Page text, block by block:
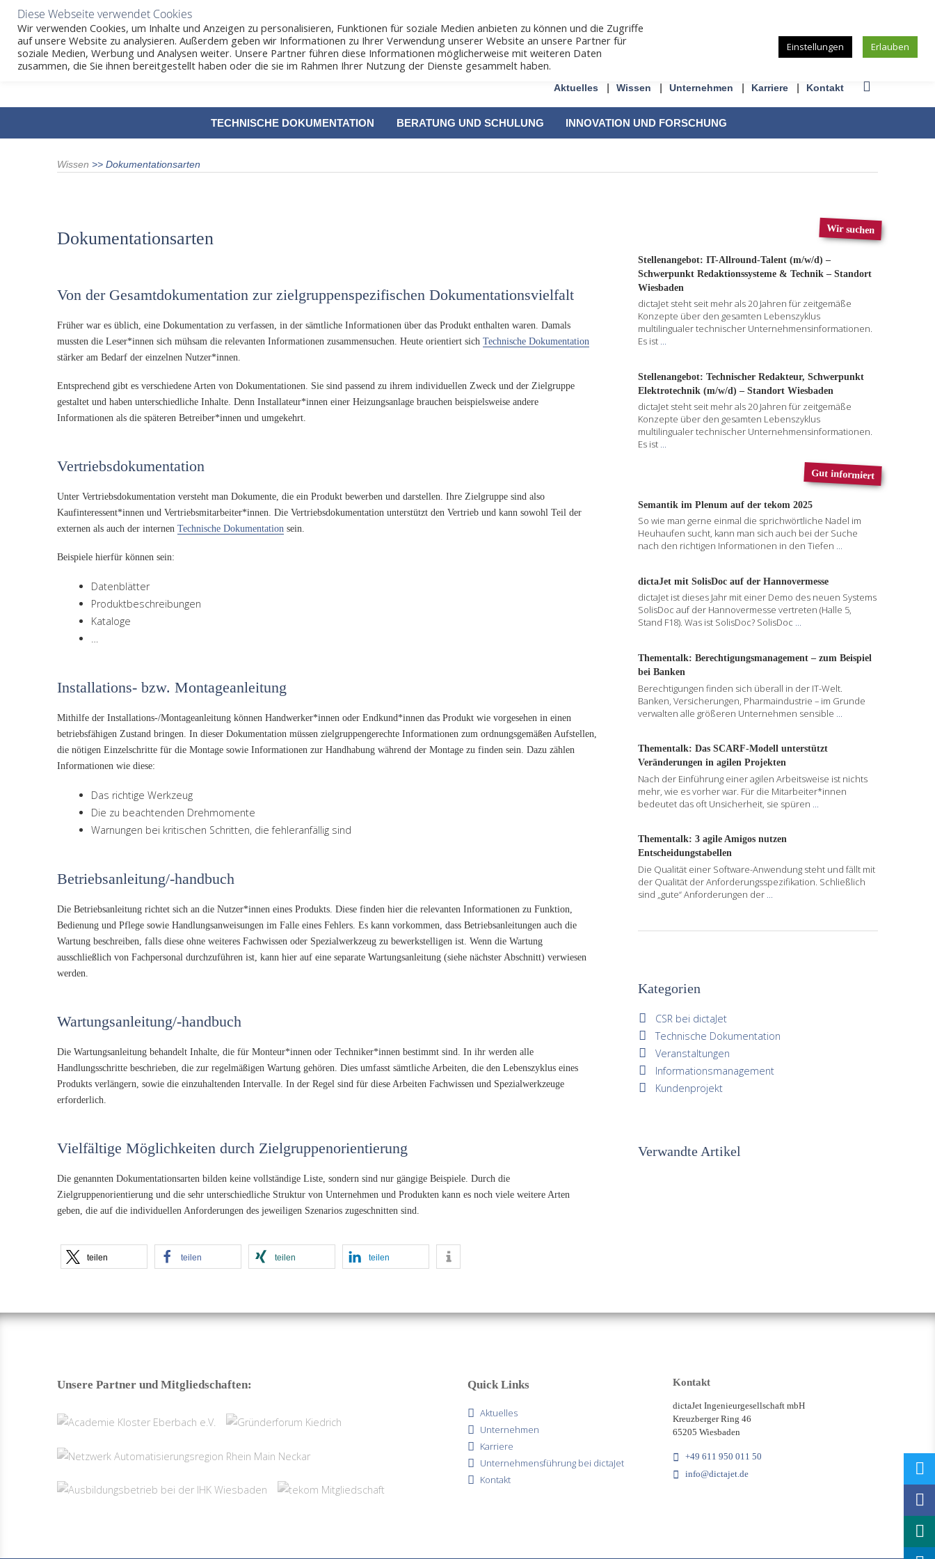
Aktuelles Wissen Unternehmen Karriere Kontakt
TO
CONTENT
TECHNISCHE DOKUMENTATION BERATUNG UND SCHULUNG INNOVATION UND FORSCHUNG
Wissen >> Dokumentationsarten
Dokumentationsarten
Von der Gesamtdokumentation zur zielgruppenspezifischen Dokumentationsvielfalt
Früher war es üblich, eine Dokumentation zu verfassen, in der sämtliche Informationen über das Produkt enthalten waren. Damals
mussten die Leser*innen sich mühsam die relevanten Informationen zusammensuchen. Heute orientiert sich Technische Dokumentation
stärker am Bedarf der einzelnen Nutzer*innen.
Entsprechend gibt es verschiedene Arten von Dokumentationen. Sie sind passend zu ihrem individuellen Zweck und der Zielgruppe
gestaltet und haben unterschiedliche Inhalte. Denn Installateur*innen einer Heizungsanlage brauchen beispielsweise andere
Informationen als die späteren Betreiber*innen und umgekehrt.
Vertriebsdokumentation
Unter Vertriebsdokumentation versteht man Dokumente, die ein Produkt bewerben und darstellen. Ihre Zielgruppe sind also
Kaufinteressent*innen und Vertriebsmitarbeiter*innen. Die Vertriebsdokumentation unterstützt den Vertrieb und kann sowohl Teil der
externen als auch der internen Technische Dokumentation sein.
Beispiele hierfür können sein:
Datenblätter
Produktbeschreibungen
Kataloge
Installations- bzw. Montageanleitung
Mithilfe der Installations-/Montageanleitung können Handwerker*innen oder Endkund*innen das Produkt wie vorgesehen in einen
betriebsfähigen Zustand bringen. In dieser Dokumentation müssen zielgruppengerechte Informationen zum ordnungsgemäßen Aufstellen,
die nötigen Einzelschritte für die Montage sowie Informationen zur Handhabung während der Montage zu finden sein. Dazu zählen
Informationen wie diese:
Das richtige Werkzeug
Die zu beachtenden Drehmomente
Warnungen bei kritischen Schritten, die fehleranfällig sind
Betriebsanleitung/-handbuch
Die Betriebsanleitung richtet sich an die Nutzer*innen eines Produkts. Diese finden hier die relevanten Informationen zu Funktion,
Bedienung und Pflege sowie Handlungsanweisungen im Falle eines Fehlers. Es kann vorkommen, dass Betriebsanleitungen auch die
Wartung beschreiben, falls diese ohne weiteres Fachwissen oder Spezialwerkzeug zu bewerkstelligen ist. Wenn die Wartung
ausschließlich von Fachpersonal durchzuführen ist, kann hier auf eine separate Wartungsanleitung (siehe nächster Abschnitt) verwiesen
werden.
Wartungsanleitung/-handbuch
Die Wartungsanleitung behandelt Inhalte, die für Monteur*innen oder Techniker*innen bestimmt sind. In ihr werden alle
Handlungsschritte beschrieben, die zur regelmäßigen Wartung gehören. Dies umfasst sämtliche Arbeiten, die den Lebenszyklus eines
Produkts verlängern, sowie die einzuhaltenden Intervalle. In der Regel sind für diese Arbeiten Fachwissen und Spezialwerkzeuge
erforderlich.
Vielfältige Möglichkeiten durch Zielgruppenorientierung
Die genannten Dokumentationsarten bilden keine vollständige Liste, sondern sind nur gängige Beispiele. Durch die
Zielgruppenorientierung und die sehr unterschiedliche Struktur von Unternehmen und Produkten kann es noch viele weitere Arten
geben, die auf die individuellen Anforderungen des jeweiligen Szenarios zugeschnitten sind.
teilen teilen teilen teilen
Wir suchen
Stellenangebot: IT-Allround-Talent (m/w/d) –
Schwerpunkt Redaktionssysteme & Technik – Standort
Wiesbaden
dictaJet steht seit mehr als 20 Jahren für zeitgemäße
Konzepte über den gesamten Lebenszyklus
multilingualer technischer Unternehmensinformationen.
Es ist ...
Stellenangebot: Technischer Redakteur, Schwerpunkt
Elektrotechnik (m/w/d) – Standort Wiesbaden
dictaJet steht seit mehr als 20 Jahren für zeitgemäße
Konzepte über den gesamten Lebenszyklus
multilingualer technischer Unternehmensinformationen.
Es ist ...
Gut informiert
Semantik im Plenum auf der tekom 2025
So wie man gerne einmal die sprichwörtliche Nadel im
Heuhaufen sucht, kann man sich auch bei der Suche
nach den richtigen Informationen in den Tiefen ...
dictaJet mit SolisDoc auf der Hannovermesse
dictaJet ist dieses Jahr mit einer Demo des neuen Systems
SolisDoc auf der Hannovermesse vertreten (Halle 5,
Stand F18). Was ist SolisDoc? SolisDoc ...
Thementalk: Berechtigungsmanagement – zum Beispiel
bei Banken
Berechtigungen finden sich überall in der IT-Welt.
Banken, Versicherungen, Pharmaindustrie – im Grunde
verwalten alle größeren Unternehmen sensible
Thementalk: Das SCARF-Modell unterstützt
Veränderungen in agilen Projekten
Nach der Einführung einer agilen Arbeitsweise ist nichts
mehr, wie es vorher war. Für die Mitarbeiter*innen
bedeutet das oft Unsicherheit, sie spüren ...
Thementalk: 3 agile Amigos nutzen
Entscheidungstabellen
Die Qualität einer Software-Anwendung steht und fällt mit
der Qualität der Anforderungsspezifikation. Schließlich
sind „gute“ Anforderungen der ...
Kategorien
CSR bei dictaJet
Technische Dokumentation
Veranstaltungen
Informationsmanagement
Kundenprojekt
Verwandte Artikel
Unsere Partner und Mitgliedschaften: Quick Links
Aktuelles
Unternehmen
Karriere
Unternehmensführung bei dictaJet
Kontakt
Kontakt
dictaJet Ingenieurgesellschaft mbH
Kreuzberger Ring 46
65205 Wiesbaden
+49 611 950 011 50
info@dictajet.de
Diese Webseite verwendet Cookies
Wir verwenden Cookies, um Inhalte und Anzeigen zu personalisieren, Funktionen für soziale Medien anbieten zu können und die Zugriffe
auf unsere Website zu analysieren. Außerdem geben wir Informationen zu Ihrer Verwendung unserer Website an unsere Partner für
soziale Medien, Werbung und Analysen weiter. Unsere Partner führen diese Informationen möglicherweise mit weiteren Daten
zusammen, die Sie ihnen bereitgestellt haben oder die sie im Rahmen Ihrer Nutzung der Dienste gesammelt haben.
Einstellungen Erlauben